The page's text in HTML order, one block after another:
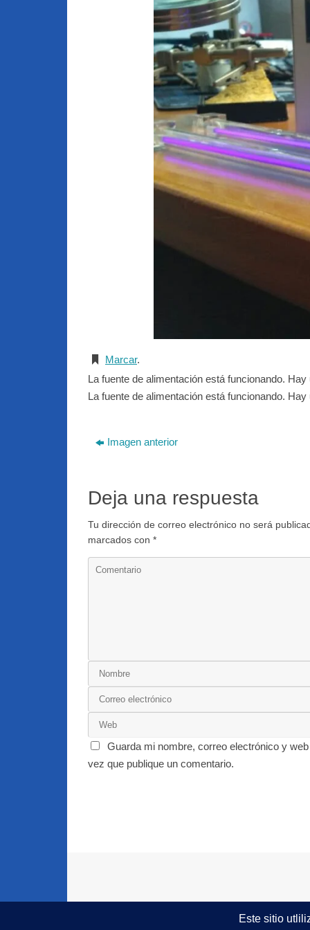
Marcar.
La fuente de alimentación está funcionando.
La fuente de alimentación está funcionando.
Imagen anterior
Deja una respuesta
Tu dirección de correo electrónico no será
marcados con *
Guarda mi nombre, correo electrónico y
vez que publique un comentario.